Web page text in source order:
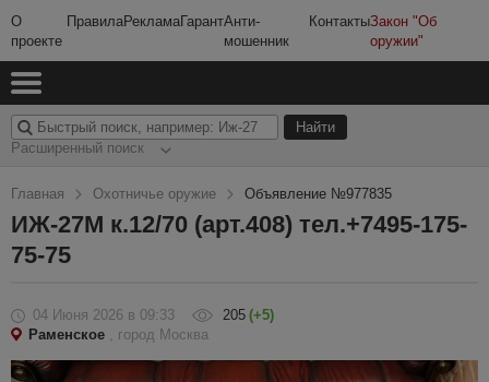
О
проекте
ПравилаРекламаГарантАнти-
мошенник
КонтактыЗакон "Об
оружии"
Расширенный поиск
Главная Охотничье оружие Объявление №977835
ИЖ-27М к.12/70 (арт.408) тел.+7495-175-
75-75
04 Июня 2026 в 09:33 205 (+5)
Раменское , город Москва